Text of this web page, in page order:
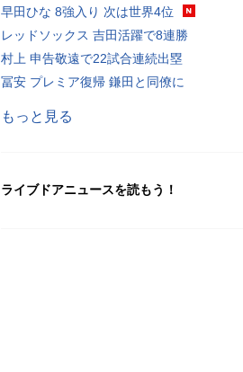
早田ひな 8強入り 次は世界4位
レッドソックス 吉田活躍で8連勝
村上 申告敬遠で22試合連続出塁
冨安 プレミア復帰 鎌田と同僚に
もっと見る
ライブドアニュースを読もう！